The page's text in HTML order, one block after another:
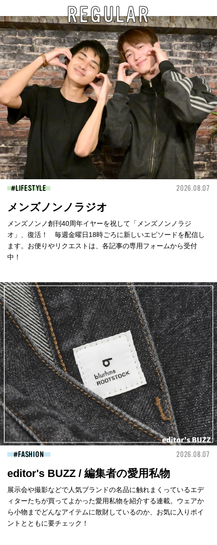
REGULAR
LIFESTYLE 2026.08.07
メンズノンノラジオ
メンズノンノ創刊40周年イヤーを祝して「メンズノンノラジ
オ」、復活！ 毎週金曜日18時ごろに新しいエピソードを配信し
ます。お便りやリクエストは、各記事の専用フォームから受付
中！
FASHION 2026.08.07
editor's BUZZ / 編集者の愛用私物
展示会や撮影などで人気ブランドの名品に触れまくっているエデ
ィターたちが買ってよかった愛用私物を紹介する連載。ウェアか
ら小物までどんなアイテムに散財しているのか、お気に入りポイ
ントとともに要チェック！